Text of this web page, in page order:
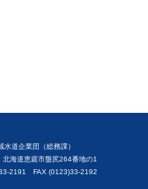
水道企業団（総務課）
海道恵庭市盤尻264番地の1
2191 FAX (0123)33-2192